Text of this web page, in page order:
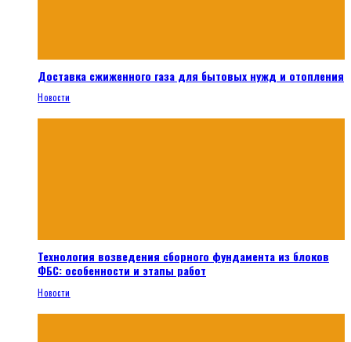
Доставка сжиженного газа для бытовых нужд и отопления
Новости
Технология возведения сборного фундамента из блоков
ФБС: особенности и этапы работ
Новости